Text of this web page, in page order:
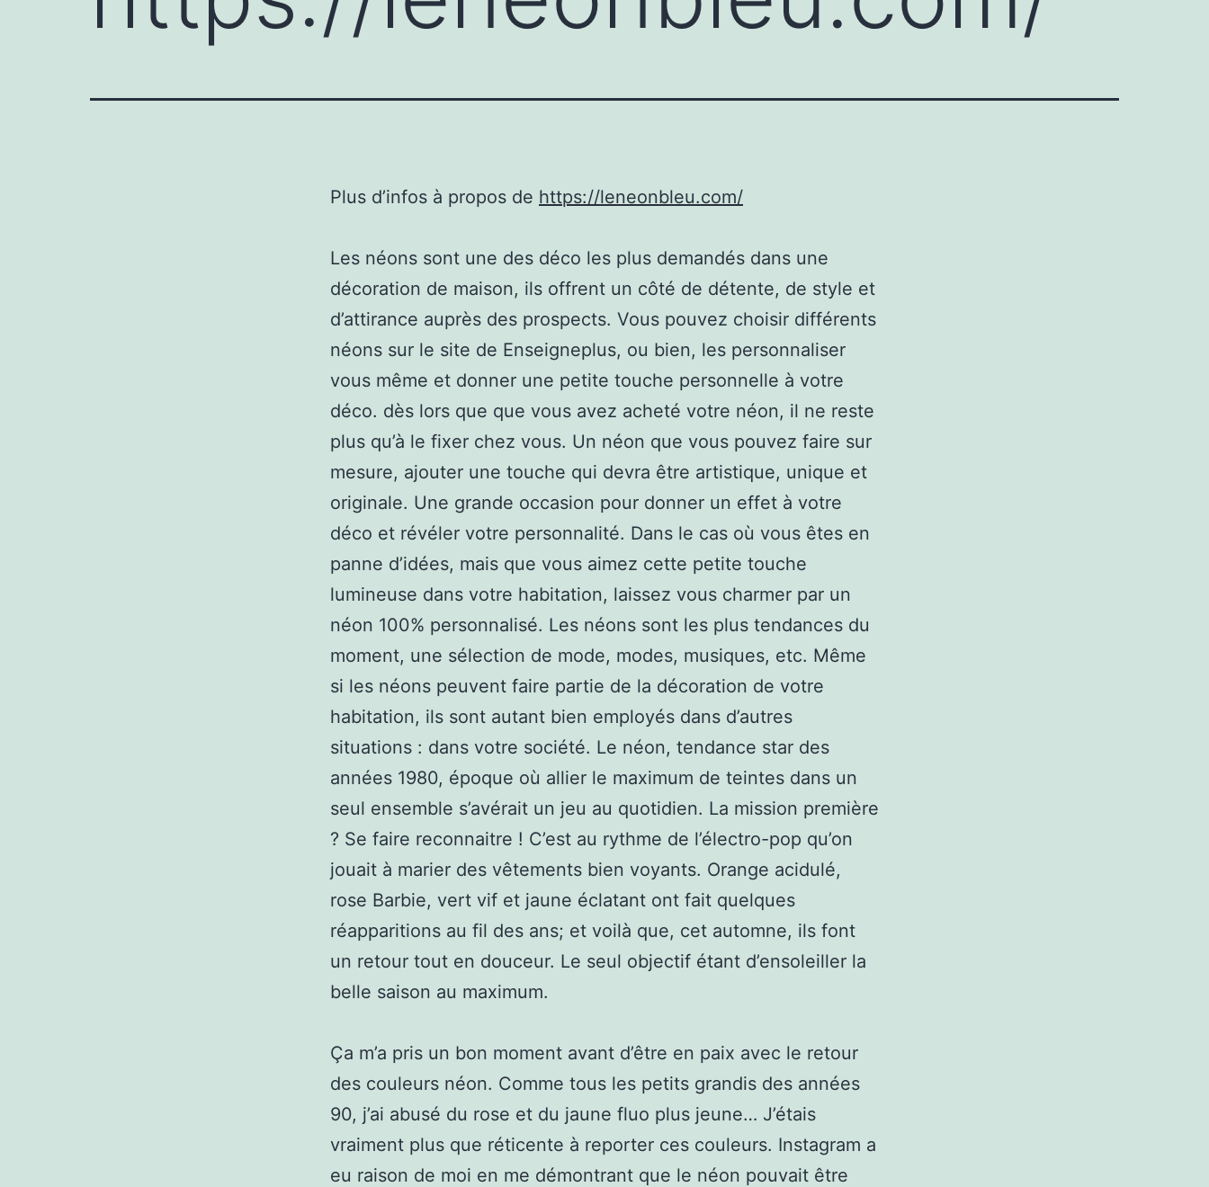
Plus d’infos à propos de https://leneonbleu.com/
Les néons sont une des déco les plus demandés dans une
décoration de maison, ils offrent un côté de détente, de style et
d’attirance auprès des prospects. Vous pouvez choisir différents
néons sur le site de Enseigneplus, ou bien, les personnaliser
vous même et donner une petite touche personnelle à votre
déco. dès lors que que vous avez acheté votre néon, il ne reste
plus qu’à le fixer chez vous. Un néon que vous pouvez faire sur
mesure, ajouter une touche qui devra être artistique, unique et
originale. Une grande occasion pour donner un effet à votre
déco et révéler votre personnalité. Dans le cas où vous êtes en
panne d’idées, mais que vous aimez cette petite touche
lumineuse dans votre habitation, laissez vous charmer par un
néon 100% personnalisé. Les néons sont les plus tendances du
moment, une sélection de mode, modes, musiques, etc. Même
si les néons peuvent faire partie de la décoration de votre
habitation, ils sont autant bien employés dans d’autres
situations : dans votre société. Le néon, tendance star des
années 1980, époque où allier le maximum de teintes dans un
seul ensemble s’avérait un jeu au quotidien. La mission première
? Se faire reconnaitre ! C’est au rythme de l’électro-pop qu’on
jouait à marier des vêtements bien voyants. Orange acidulé,
rose Barbie, vert vif et jaune éclatant ont fait quelques
réapparitions au fil des ans; et voilà que, cet automne, ils font
un retour tout en douceur. Le seul objectif étant d’ensoleiller la
belle saison au maximum.
Ça m’a pris un bon moment avant d’être en paix avec le retour
des couleurs néon. Comme tous les petits grandis des années
90, j’ai abusé du rose et du jaune fluo plus jeune… J’étais
vraiment plus que réticente à reporter ces couleurs. Instagram a
eu raison de moi en me démontrant que le néon pouvait être